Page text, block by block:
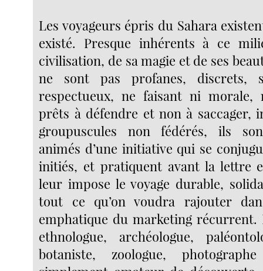
Les voyageurs épris du Sahara
existé. Presque inhérents à ce
civilisation, de sa magie et de ses
ne sont pas profanes, discrets,
respectueux, ne faisant ni morale,
prêts à défendre et non à saccager,
groupuscules non fédérés, ils
animés d’une initiative qui se
initiés, et pratiquent avant la lettre
leur impose le voyage durable,
tout ce qu’on voudra rajouter
emphatique du marketing récurrent.
ethnologue, archéologue,
botaniste, zoologue,